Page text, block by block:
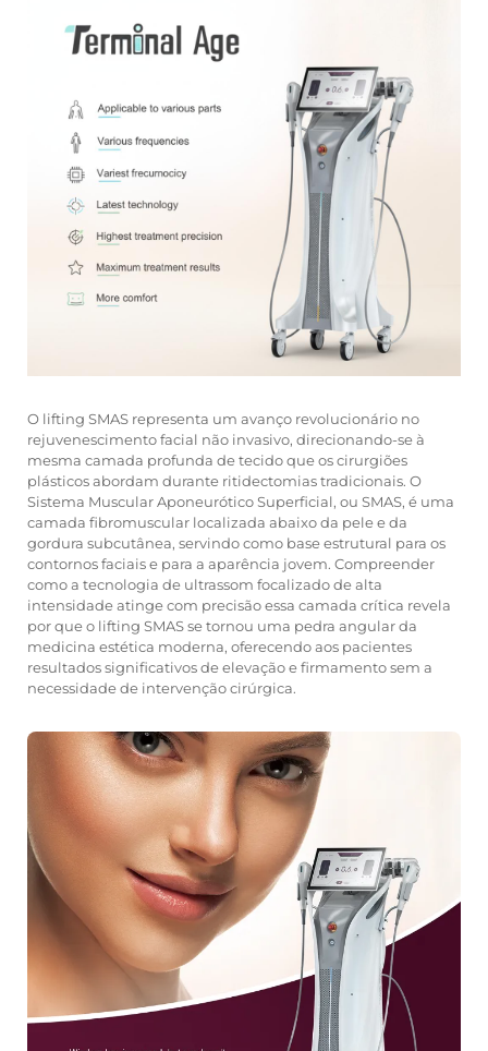
O lifting SMAS representa um avanço revolucionário no
rejuvenescimento facial não invasivo, direcionando-se à
mesma camada profunda de tecido que os cirurgiões
plásticos abordam durante ritidectomias tradicionais. O
Sistema Muscular Aponeurótico Superficial, ou SMAS, é uma
camada fibromuscular localizada abaixo da pele e da
gordura subcutânea, servindo como base estrutural para os
contornos faciais e para a aparência jovem. Compreender
como a tecnologia de ultrassom focalizado de alta
intensidade atinge com precisão essa camada crítica revela
por que o lifting SMAS se tornou uma pedra angular da
medicina estética moderna, oferecendo aos pacientes
resultados significativos de elevação e firmamento sem a
necessidade de intervenção cirúrgica.